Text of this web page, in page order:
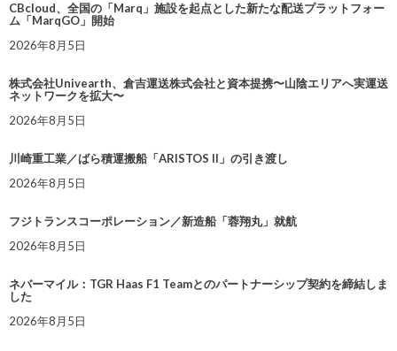
CBcloud、全国の「Marq」施設を起点とした新たな配送プラットフォー
ム「MarqGO」開始
2026年8月5日
株式会社Univearth、倉吉運送株式会社と資本提携〜山陰エリアへ実運送
ネットワークを拡大〜
2026年8月5日
川崎重工業／ばら積運搬船「ARISTOS II」の引き渡し
2026年8月5日
フジトランスコーポレーション／新造船「蓉翔丸」就航
2026年8月5日
ネバーマイル：TGR Haas F1 Teamとのパートナーシップ契約を締結しま
した
2026年8月5日